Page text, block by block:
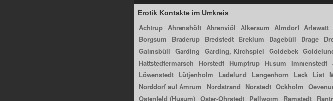
Erotik Kontakte im Umkreis
Achtrup Ahrenshöft Ahrenviöl Alkersum Almdorf Arlewatt
Borgsum
Braderup Bredstedt Breklum Dagebüll Drage
Galmsbüll Garding Garding, Kirchspiel Goldebek
Hattstedtermarsch
Horstedt Humptrup Husum Immenstedt
Löwenstedt Lütjenholm Ladelund Langenhorn Leck List
Norddorf auf Amrum
Nordstrand Norstedt Ockholm
Ostenfeld (Husum) Oster-Ohrstedt Pellworm Ramstedt